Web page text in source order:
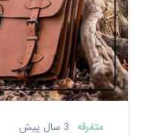
متفرقه 3 سال پیش